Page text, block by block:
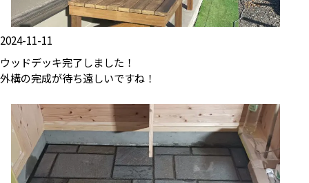
2024-11-11
ウッドデッキ完了しました！
外構の完成が待ち遠しいですね！